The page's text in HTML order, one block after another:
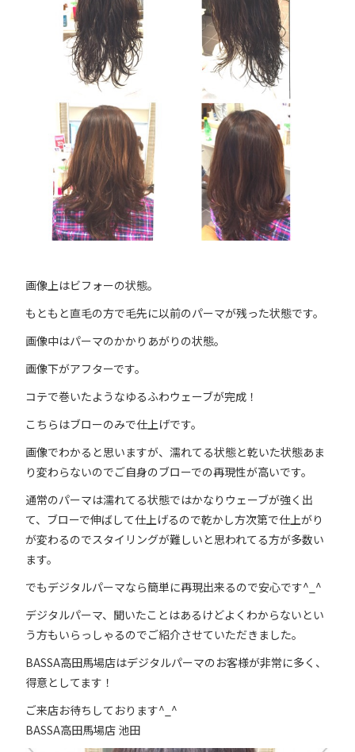
画像上はビフォーの状態。
もともと直毛の方で毛先に以前のパーマが残った状態です。
画像中はパーマのかかりあがりの状態。
画像下がアフターです。
コテで巻いたようなゆるふわウェーブが完成！
こちらはブローのみで仕上げです。
画像でわかると思いますが、濡れてる状態と乾いた状態あま
り変わらないのでご自身のブローでの再現性が高いです。
通常のパーマは濡れてる状態ではかなりウェーブが強く出
て、ブローで伸ばして仕上げるので乾かし方次第で仕上がり
が変わるのでスタイリングが難しいと思われてる方が多数い
ます。
でもデジタルパーマなら簡単に再現出来るので安心です^_^
デジタルパーマ、聞いたことはあるけどよくわからないとい
う方もいらっしゃるのでご紹介させていただきました。
BASSA高田馬場店はデジタルパーマのお客様が非常に多く、
得意としてます！
ご来店お待ちしております^_^
BASSA高田馬場店 池田